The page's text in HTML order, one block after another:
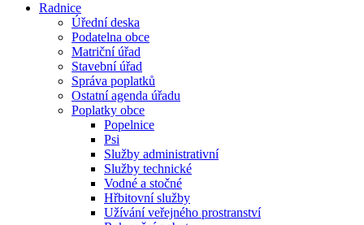
Radnice
Úřední deska
Podatelna obce
Matriční úřad
Stavební úřad
Správa poplatků
Ostatní agenda úřadu
Poplatky obce
Popelnice
Psi
Služby administrativní
Služby technické
Vodné a stočné
Hřbitovní služby
Užívání veřejného prostranství